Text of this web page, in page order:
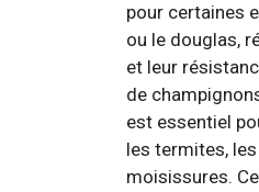
pour certaines
ou le douglas,
et leur
de
est essentiel
les termites,
moisissures.